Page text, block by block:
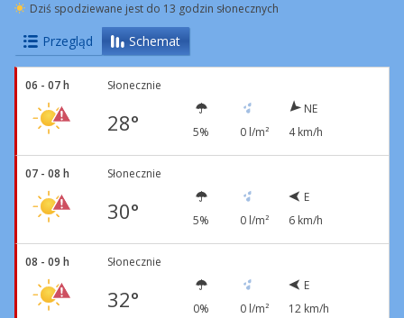
Dziś spodziewane jest do 13 godzin słonecznych
Przegląd Schemat
06 - 07 h Słonecznie
28° 5% 0 l/m²
NE
4 km/h
07 - 08 h Słonecznie
30° 5% 0 l/m²
E
6 km/h
08 - 09 h Słonecznie
32° 0% 0 l/m²
E
12 km/h